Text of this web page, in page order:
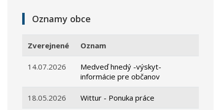
Oznamy obce
Zverejnené Oznam
14.07.2026
Medveď hnedý -výskyt-
informácie pre občanov
18.05.2026 Wittur - Ponuka práce